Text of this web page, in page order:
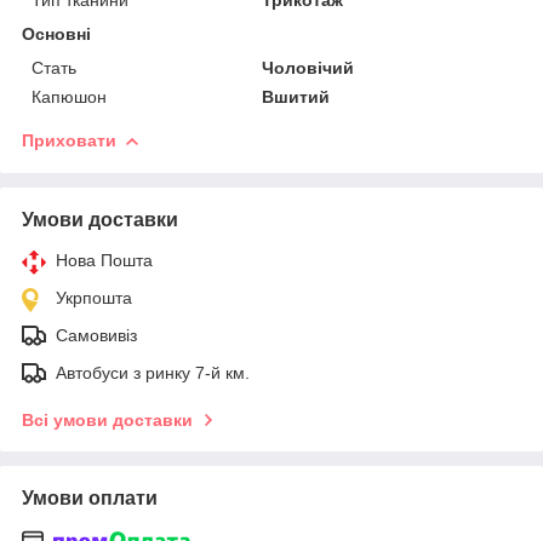
Основні
Стать
Чоловічий
Капюшон
Вшитий
Приховати
Умови доставки
Нова Пошта
Укрпошта
Самовивіз
Автобуси з ринку 7-й км.
Всі умови доставки
Умови оплати